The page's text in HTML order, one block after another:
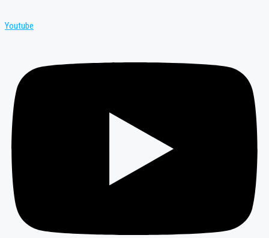
Youtube